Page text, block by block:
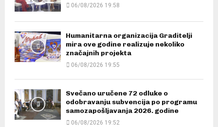
06/08/2026 19:58
Humanitarna organizacija Graditelji
mira ove godine realizuje nekoliko
značajnih projekta
06/08/2026 19:55
Svečano uručene 72 odluke o
odobravanju subvencija po programu
samozapošljavanja 2026. godine
06/08/2026 19:52